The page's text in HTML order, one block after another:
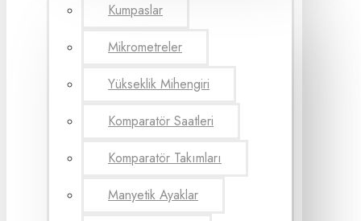
Kumpaslar
Mikrometreler
Yükseklik Mihengiri
Komparatör Saatleri
Komparatör Takımları
Manyetik Ayaklar